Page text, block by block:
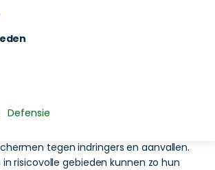
Defensie
zoals cameras, sensoren en
steeds effectiever, met
en draadloze
tegen indringers en aanvallen.
risicovolle gebieden kunnen zo hun